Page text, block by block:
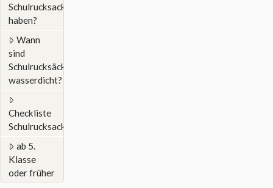
Schulrucksack
haben?
Wann
sind
Schulrucksäcke
wasserdicht?
Checkliste
Schulrucksack
ab 5.
Klasse
oder früher